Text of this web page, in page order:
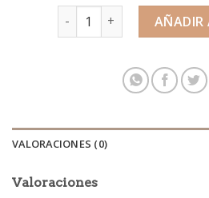
muñeca barbie original
AÑADIR
VALORACIONES (0)
Valoraciones